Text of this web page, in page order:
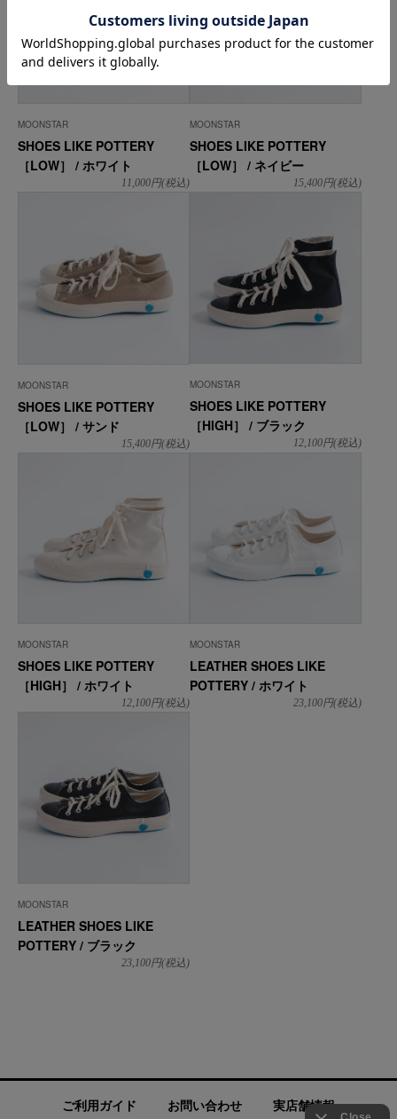
MOONSTAR
SHOES LIKE POTTERY
［LOW］ / ホワイト
11,000円(税込)
MOONSTAR
SHOES LIKE POTTERY
［LOW］ / ネイビー
15,400円(税込)
MOONSTAR
SHOES LIKE POTTERY
［LOW］ / サンド
15,400円(税込)
MOONSTAR
SHOES LIKE POTTERY
［HIGH］ / ブラック
12,100円(税込)
MOONSTAR
SHOES LIKE POTTERY
［HIGH］ / ホワイト
12,100円(税込)
MOONSTAR
LEATHER SHOES LIKE
POTTERY / ホワイト
23,100円(税込)
MOONSTAR
LEATHER SHOES LIKE
POTTERY / ブラック
23,100円(税込)
ご利用ガイド お問い合わせ 実店舗情報